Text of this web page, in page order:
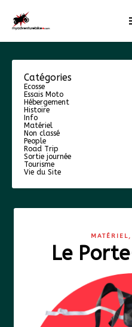
Catégories
Ecosse
Essais Moto
Hébergement
Histoire
Info
Matériel
Non classé
People
Road Trip
Sortie journée
Tourisme
Vie du Site
MATÉRIEL,
Le